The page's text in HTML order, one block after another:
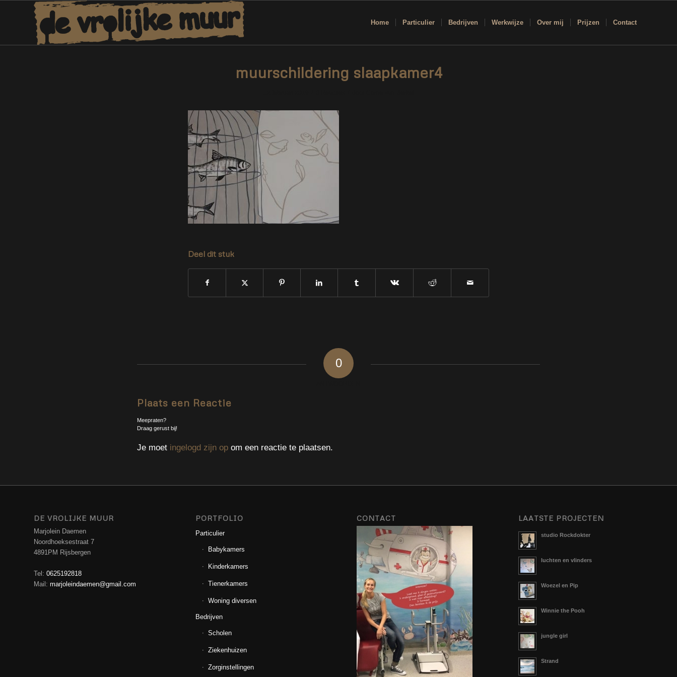
Home Particulier Bedrijven Werkwijze Over mij Prijzen Contact
muurschildering slaapkamer4
Deel dit stuk
0
Plaats een Reactie
Meepraten?
Draag gerust bij!
Je moet ingelogd zijn op om een reactie te plaatsen.
DE VROLIJKE MUUR
Marjolein Daemen
Noordhoeksestraat 7
4891PM Rijsbergen
Tel: 0625192818
Mail: marjoleindaemen@gmail.com
PORTFOLIO
Particulier
Babykamers
Kinderkamers
Tienerkamers
Woning diversen
Bedrijven
Scholen
Ziekenhuizen
Zorginstellingen
CONTACT LAATSTE PROJECTEN
studio Rockdokter
luchten en vlinders
Woezel en Pip
Winnie the Pooh
jungle girl
Strand